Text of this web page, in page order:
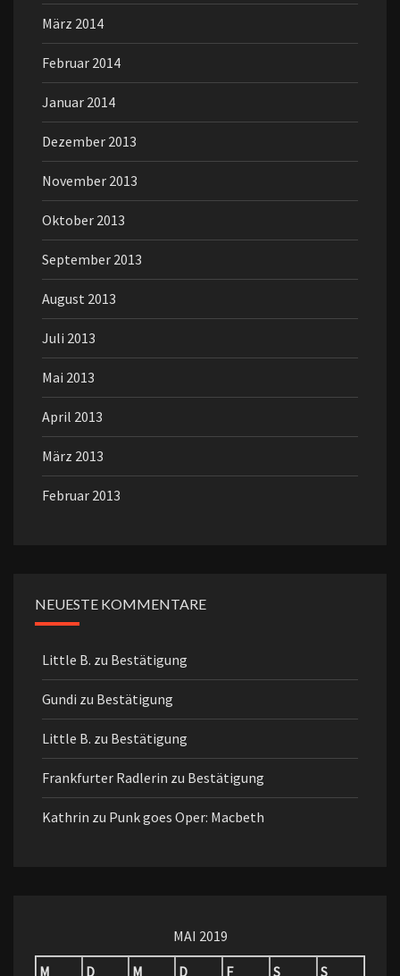
März 2014
Februar 2014
Januar 2014
Dezember 2013
November 2013
Oktober 2013
September 2013
August 2013
Juli 2013
Mai 2013
April 2013
März 2013
Februar 2013
NEUESTE KOMMENTARE
Little B. zu Bestätigung
Gundi zu Bestätigung
Little B. zu Bestätigung
Frankfurter Radlerin zu Bestätigung
Kathrin zu Punk goes Oper: Macbeth
MAI 2019
M
D M D F S S